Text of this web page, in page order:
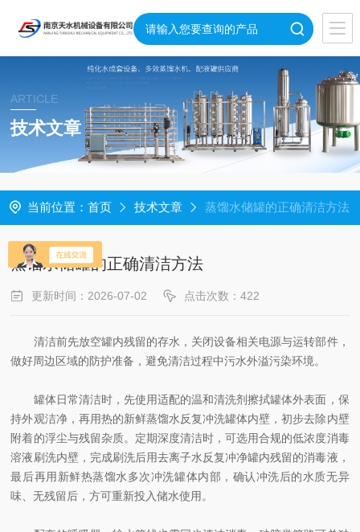
ARTICLE
技术文章
当前位置： 首页 技术文章 蒸馏水储罐的正确清洁方法
蒸馏水储罐的正确清洁方法
更新时间：2026-07-02 点击次数：422
清洁前先放空罐内残留的存水，关闭设备相关电源与运转部件，
做好周边区域的防护准备，避免清洁过程中污水外溢污染环境。
罐体日常清洁时，先使用适配的温和清洗剂擦拭罐体外表面，保
持外观洁净，再用热的新鲜蒸馏水反复冲洗罐体内壁，初步去除内壁
附着的浮尘与残留杂质。定期深度清洁时，可选用合规的低浓度消毒
溶液刷洗内壁，完成刷洗后用去离子水反复冲净罐内残留的消毒液，
最后再用新鲜热蒸馏水多次冲洗罐体内部，确认冲洗后的水质无异
味、无残留后，方可重新投入储水使用。